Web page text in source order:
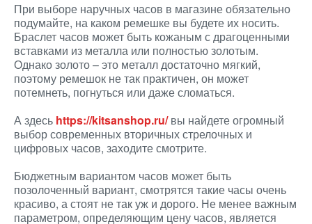
При выборе наручных часов в магазине обязательно
подумайте, на каком ремешке вы будете их носить.
Браслет часов может быть кожаным с драгоценными
вставками из металла или полностью золотым.
Однако золото – это металл достаточно мягкий,
поэтому ремешок не так практичен, он может
потемнеть, погнуться или даже сломаться.
А здесь https://kitsanshop.ru/вы найдете огромный
выбор современных вторичных стрелочных и
цифровых часов, заходите смотрите.
Бюджетным вариантом часов может быть
позолоченный вариант, смотрятся такие часы очень
красиво, а стоят не так уж и дорого. Не менее важным
параметром, определяющим цену часов, является